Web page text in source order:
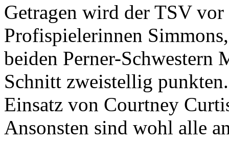
Getragen wird der TSV
Profispielerinnen
beiden Perner-Schwestern
Schnitt zweistellig
Einsatz von Courtney
Ansonsten sind wohl alle